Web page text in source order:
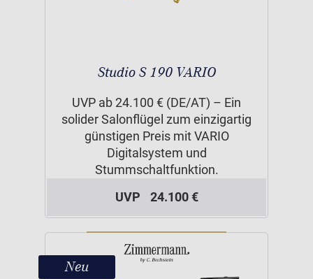
Studio S 190 VARIO
UVP ab 24.100 € (DE/AT) – Ein
solider Salonflügel zum einzigartig
günstigen Preis mit VARIO
Digitalsystem und
Stummschaltfunktion.
UVP
24.100 €
Neu